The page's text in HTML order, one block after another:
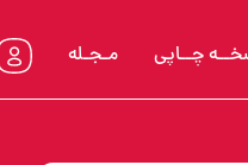
چــاپي مـجـله